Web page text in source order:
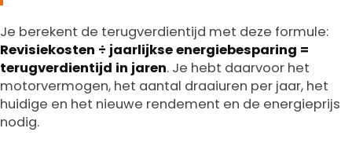
Je berekent de terugverdientijd met deze formule:
Revisiekosten ÷ jaarlijkse energiebesparing =
terugverdientijd in jaren. Je hebt daarvoor het
motorvermogen, het aantal draaiuren per jaar, het
huidige en het nieuwe rendement en de energieprijs
nodig.